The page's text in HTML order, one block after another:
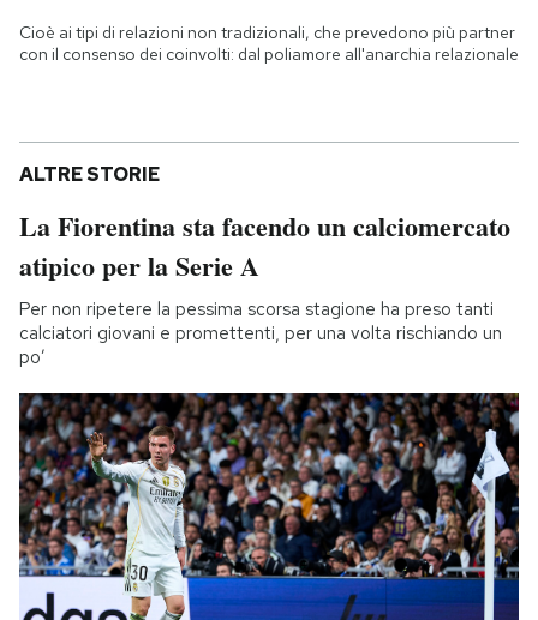
Cioè ai tipi di relazioni non tradizionali, che prevedono più partner
con il consenso dei coinvolti: dal poliamore all'anarchia relazionale
ALTRE STORIE
La Fiorentina sta facendo un calciomercato
atipico per la Serie A
Per non ripetere la pessima scorsa stagione ha preso tanti
calciatori giovani e promettenti, per una volta rischiando un
po’